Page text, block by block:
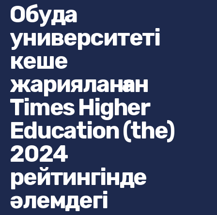
Обуда
университеті
кеше
жарияланған
Times Higher
Education (the)
2024
рейтингінде
әлемдегі